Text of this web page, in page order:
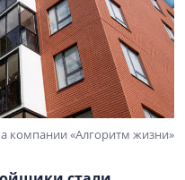
компании «Алгоритм жизни»